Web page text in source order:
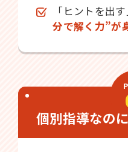
「ヒントを出
分で解く力”が
個別指導なのに